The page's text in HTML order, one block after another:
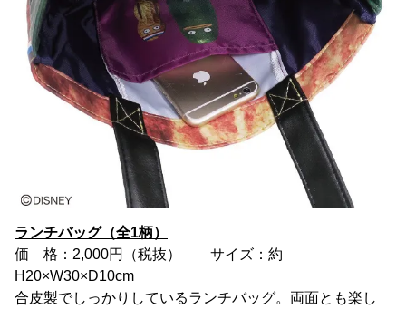
ランチバッグ（全1柄）
価 格：2,000円（税抜） サイズ：約
H20×W30×D10cm
合皮製でしっかりしているランチバッグ。両面とも楽し